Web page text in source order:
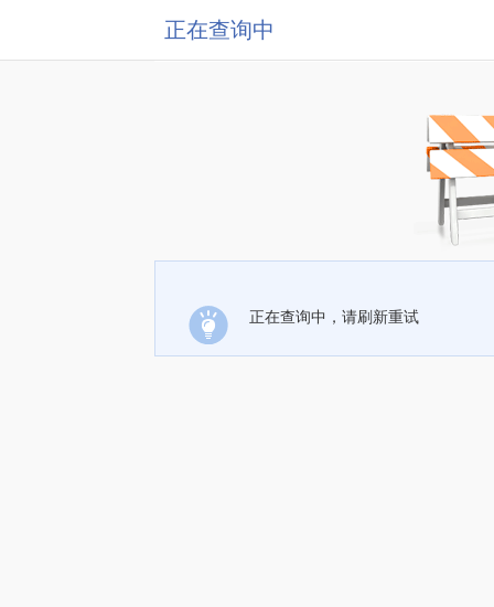
正在查询中
正在查询中，请刷新重试